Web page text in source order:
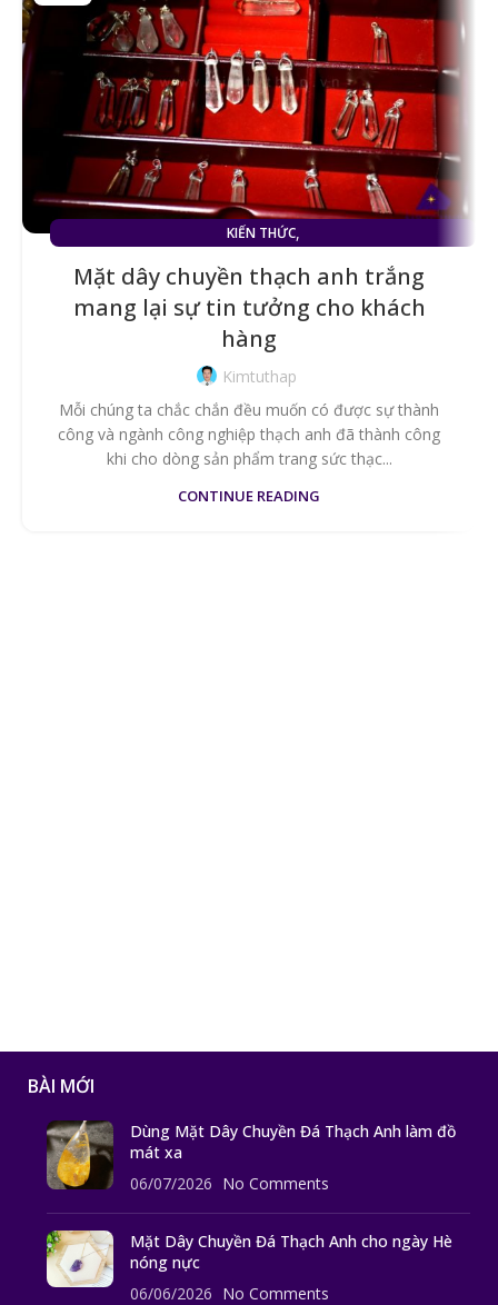
KIẾN THỨC,
Mặt dây chuyền thạch anh trắng
mang lại sự tin tưởng cho khách
hàng
Kimtuthap
Mỗi chúng ta chắc chắn đều muốn có được sự thành
công và ngành công nghiệp thạch anh đã thành công
khi cho dòng sản phẩm trang sức thạc...
CONTINUE READING
BÀI MỚI
Dùng Mặt Dây Chuyền Đá Thạch Anh làm đồ
mát xa
06/07/2026 No Comments
Mặt Dây Chuyền Đá Thạch Anh cho ngày Hè
nóng nực
06/06/2026 No Comments